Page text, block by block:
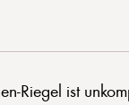
Riegel ist